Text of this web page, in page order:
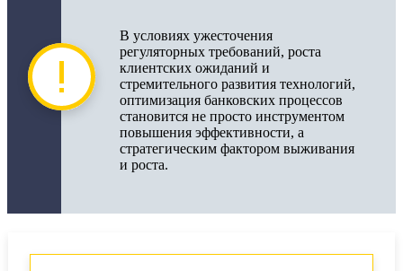
В условиях ужесточения
регуляторных требований, роста
клиентских ожиданий и
стремительного развития технологий,
оптимизация банковских процессов
становится не просто инструментом
повышения эффективности, а
стратегическим фактором выживания
и роста.